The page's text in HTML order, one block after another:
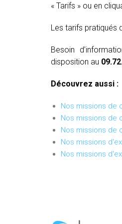
« Tarifs » ou en
Les tarifs pratiqués
Besoin
disposition au
Découvrez aussi :
Nos missions de
Nos missions de
Nos missions de
Nos missions
Nos missions